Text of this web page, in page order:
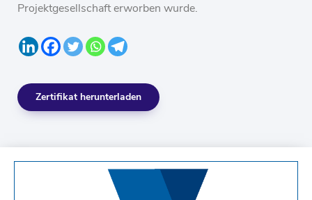
Projektgesellschaft erworben wurde.
Zertifikat herunterladen